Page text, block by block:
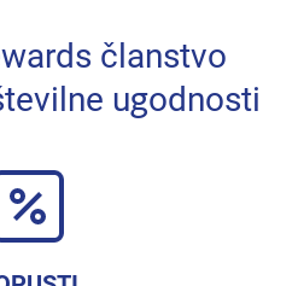
članstvo
ugodnosti